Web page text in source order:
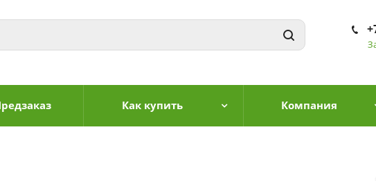
Как купить Компания